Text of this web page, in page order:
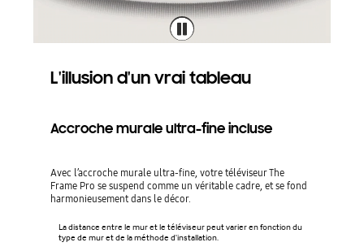
L'illusion d'un vrai tableau
Accroche murale ultra-fine incluse
Avec l’accroche murale ultra-fine, votre téléviseur The
Frame Pro se suspend comme un véritable cadre, et se fond
harmonieusement dans le décor.
La distance entre le mur et le téléviseur peut varier en fonction du
type de mur et de la méthode d'installation.